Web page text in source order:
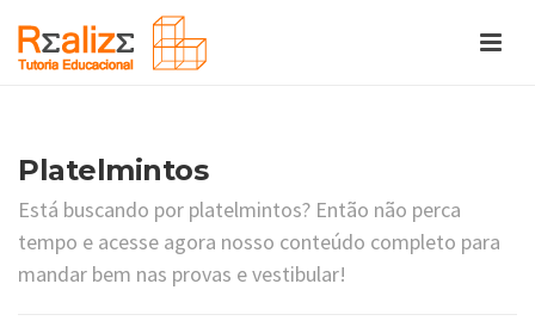
Platelmintos
Está buscando por platelmintos? Então não perca
tempo e acesse agora nosso conteúdo completo para
mandar bem nas provas e vestibular!